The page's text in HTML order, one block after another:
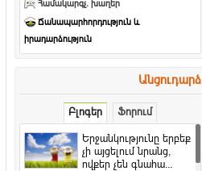
Համակարգչ. խաղեր
Ճանապարհորդություն և
իրադարձություն
Անցուդարձ
Բլոգեր Ֆորում
Երջանկությունը երբեք
չի այցելում նրանց,
ովքեր չեն գնահա...